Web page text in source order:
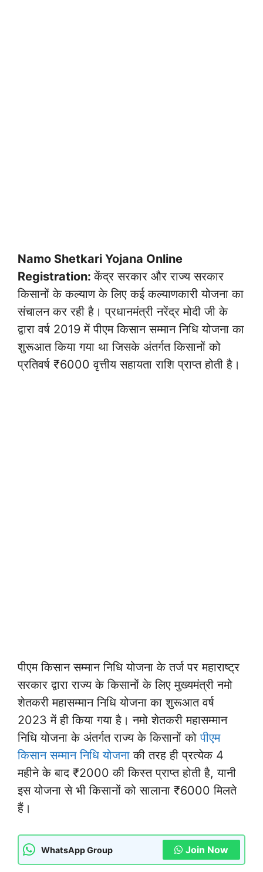
Namo Shetkari Yojana Online
Registration:केंद्र सरकार और राज्य सरकार
किसानों के कल्याण के लिए कई कल्याणकारी योजना का
संचालन कर रही है। प्रधानमंत्री नरेंद्र मोदी जी के
द्वारा वर्ष 2019 में पीएम किसान सम्मान निधि योजना का
शुरूआत किया गया था जिसके अंतर्गत किसानों को
प्रतिवर्ष ₹6000 वृत्तीय सहायता राशि प्राप्त होती है।
पीएम किसान सम्मान निधि योजना के तर्ज पर महाराष्ट्र
सरकार द्वारा राज्य के किसानों के लिए मुख्यमंत्री नमो
शेतकरी महासम्मान निधि योजना का शुरूआत वर्ष
2023 में ही किया गया है। नमो शेतकरी महासम्मान
निधि योजना के अंतर्गत राज्य के किसानों कोपीएम
किसान सम्मान निधि योजना की तरह ही प्रत्येक 4
महीने के बाद ₹2000 की किस्त प्राप्त होती है, यानी
इस योजना से भी किसानों को सालाना ₹6000 मिलते
हैं।
WhatsApp Group Join Now